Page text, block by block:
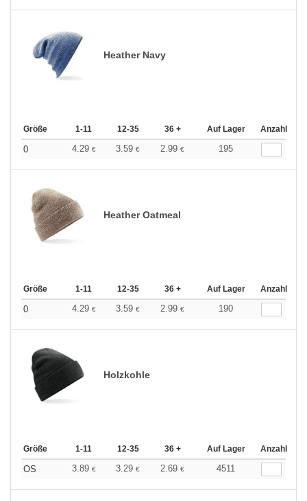
Heather Navy
Größe 1-11 12-35 36 + Auf Lager Anzahl
0 4.29 € 3.59 € 2.99 € 195
Heather Oatmeal
Größe 1-11 12-35 36 + Auf Lager Anzahl
0 4.29 € 3.59 € 2.99 € 190
Holzkohle
Größe 1-11 12-35 36 + Auf Lager Anzahl
OS 3.89 € 3.29 € 2.69 € 4511